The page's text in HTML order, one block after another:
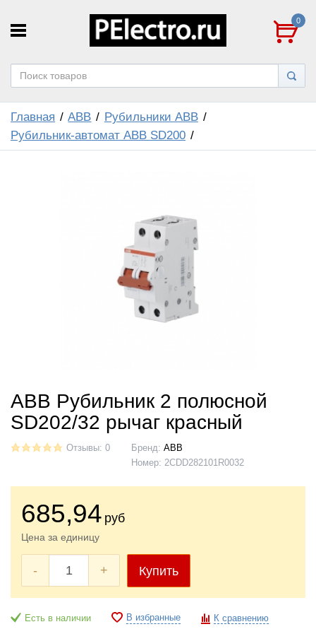
0
Главная ABB
Рубильники ABB
Рубильник-автомат ABB SD200
ABB Рубильник 2 полюсной
SD202/32 рычаг красный
Отзывы: 0 Бренд: ABB
Номер: 2CDD282101R0032
685,94 руб
Цена за единицу
- + Купить
Есть в наличии В избранные К сравнению